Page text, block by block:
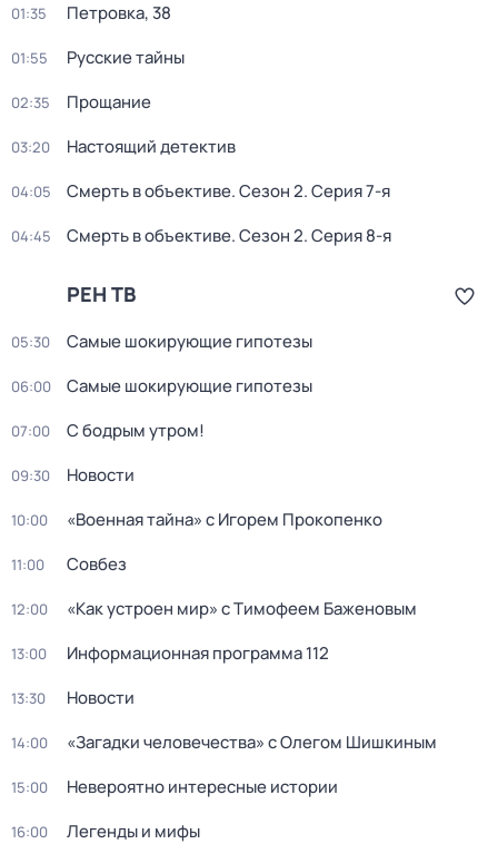
01:35 Петровка, 38
01:55 Русские тайны
02:35 Прощание
03:20 Настоящий детектив
04:05 Смерть в объективе. Сезон 2. Серия 7-я
04:45 Смерть в объективе. Сезон 2. Серия 8-я
РЕН ТВ
05:30 Самые шoкиpующие гипотезы
06:00 Самые шoкиpующие гипотезы
07:00 С бодрым утром!
09:30 Новости
10:00 «Военная тайна» с Игорем Прокопенко
11:00 Совбез
12:00 «Как устроен мир» с Тимофеем Баженовым
13:00 Информационная программа 112
13:30 Новости
14:00 «Загадки человечества» с Олегом Шишкиным
15:00 Невероятно интересные истории
16:00 Легенды и мифы